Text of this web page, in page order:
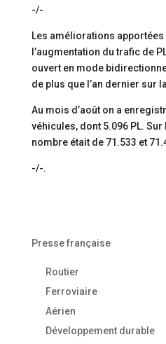
-/-
Les améliorations
l’augmentation du trafic de
ouvert en mode
de plus que l’an dernier sur
Au mois d’août on a
véhicules, dont 5.096 PL.
nombre était de 71.533 et
-/-.
Presse française
Routier
Ferroviaire
Aérien
Développement durable